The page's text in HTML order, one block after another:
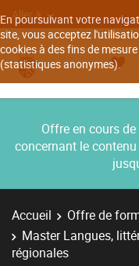
En poursuivant votre
site, vous acceptez
cookies à des fins de
(statistiques anonymes).
Aller à
Offre en cours
concernant le
Accueil Offre de
Master Langues,
régionales